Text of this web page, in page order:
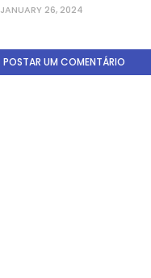
JANUARY 26, 2024
POSTAR UM COMENTÁRIO